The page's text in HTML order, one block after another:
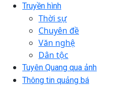
Truyền hình
Thời sự
Chuyên đề
Văn nghệ
Dân tộc
Tuyên Quang qua ảnh
Thông tin quảng bá